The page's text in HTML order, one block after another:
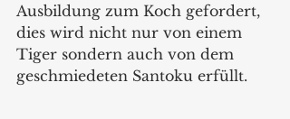
Ausbildung zum Koch gefordert,
dies wird nicht nur von einem
Tiger sondern auch von dem
geschmiedeten Santoku erfüllt.